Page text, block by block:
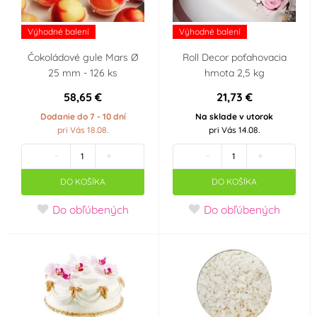
Kov (0) Marcipán (2)
Nerez (0) Plast (1)
Pocínovaný plech Silikon (0)
Sklo
Výrobce deklaruje
Bez konzervantů E171 Free
Neobsahuje AZO
barviva (AZO free)
Bezlepkový výrobek -
neobsahuje lepek
(Gluten free) (3)
Výhodné balení
Čokoládové gule Mars Ø
25 mm - 126 ks
58,65 €
Dodanie do 7 - 10 dní
pri Vás 18.08.
- +
DO KOŠÍKA
Do obľúbených
Výhodné balení
Roll Decor poťahovacia
hmota 2,5 kg
21,73 €
Na sklade v utorok
pri Vás 14.08.
- +
DO KOŠÍKA
Do obľúbených